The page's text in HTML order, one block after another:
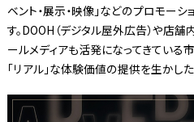
ベント・展示・映像」などのプロモー
す。DOOH（デジタル屋外広告）や店
ールメディアも活発になってきている
「リアル」な体験価値の提供を生かし